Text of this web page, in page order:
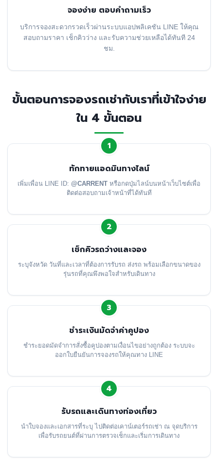
จองง่าย ตอบคำถามเร็ว
บริการจองสะดวกรวดเร็วผ่านระบบแอปพลิเคชัน LINE ให้คุณ
สอบถามราคา เช็กคิวว่าง และรับความช่วยเหลือได้ทันที 24
ชม.
ขั้นตอนการจองรถเช่ากับเราที่เข้าใจง่าย
ใน 4 ขั้นตอน
1
ทักทายแอดมินทางไลน์
เพิ่มเพื่อน LINE ID: @CARRENT หรือกดปุ่มไลน์บนหน้าเว็บไซต์เพื่อ
ติดต่อสอบถามเจ้าหน้าที่ได้ทันที
2
เช็กคิวรถว่างและจอง
ระบุจังหวัด วันที่และเวลาที่ต้องการรับรถ ส่งรถ พร้อมเลือกขนาดของ
รุ่นรถที่คุณพึงพอใจสำหรับเดินทาง
3
ชำระเงินมัดจำค่าคูปอง
ชำระยอดมัดจำการสั่งซื้อคูปองตามเงื่อนไขอย่างถูกต้อง ระบบจะ
ออกใบยืนยันการจองรถให้คุณทาง LINE
4
รับรถและเดินทางท่องเที่ยว
นำใบจองและเอกสารที่ระบุ ไปติดต่อเคาน์เตอร์รถเช่า ณ จุดบริการ
เพื่อรับรถยนต์ที่ผ่านการตรวจเช็กและเริ่มการเดินทาง